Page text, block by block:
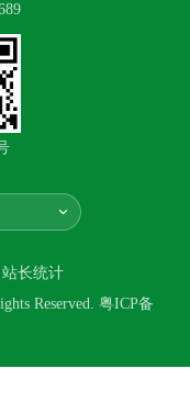
站长统计
Reserved. 粤ICP备